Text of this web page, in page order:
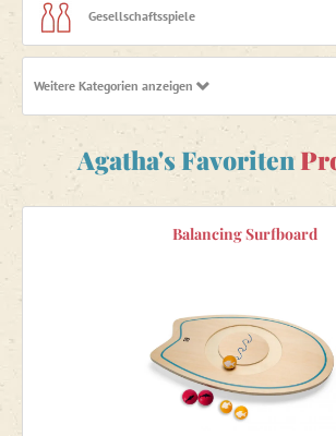
Gesellschaftsspiele
Holzspielzeug
Puzzles, Mosaike, Steckpuzzles
Spielzeug für die Badewanne
Kleine Geschenke
Weitere Kategorien anzeigen
Agatha's Favoriten
Balancing Surfboard